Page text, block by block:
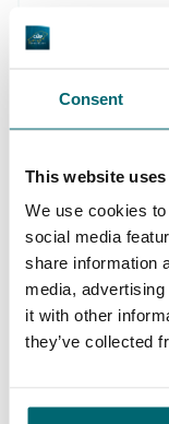
Consent
This website
We use cookies
social media
share information
media,
it with other
they’ve collected
Deze